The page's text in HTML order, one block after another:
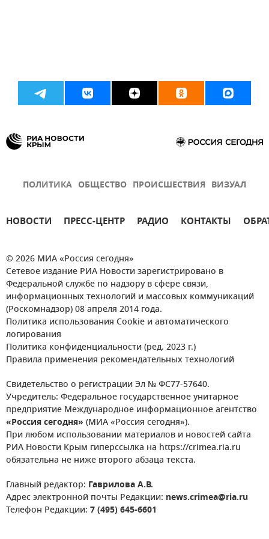
ПОЛИТИКА ОБЩЕСТВО ПРОИСШЕСТВИЯ ВИЗУАЛ
НОВОСТИ ПРЕСС-ЦЕНТР РАДИО КОНТАКТЫ
© 2026 МИА «Россия сегодня»
Сетевое издание РИА Новости зарегистрировано в
Федеральной службе по надзору в сфере связи,
информационных технологий и массовых коммуникаций
(Роскомнадзор) 08 апреля 2014 года.
Политика использования Cookie и автоматического
логирования
Политика конфиденциальности (ред. 2023 г.)
Правила применения рекомендательных технологий
Свидетельство о регистрации Эл № ФС77-57640.
Учредитель: Федеральное государственное унитарное
предприятие Международное информационное агентство
«Россия сегодня» (МИА «Россия сегодня»).
При любом использовании материалов и новостей сайта
РИА Новости Крым гиперссылка на https://crimea.ria.ru
обязательна не ниже второго абзаца текста.
Главный редактор: Гаврилова А.В.
Адрес электронной почты Редакции: news.crimea@ria.ru
Телефон Редакции: 7 (495) 645-6601